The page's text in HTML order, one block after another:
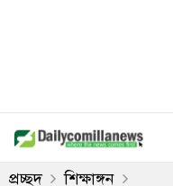
প্রচ্ছদ শিক্ষাঙ্গন